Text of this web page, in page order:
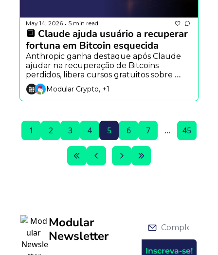
May 14, 2026 • 5 min read
🔲 Claude ajuda usuário a recuperar
fortuna em Bitcoin esquecida
Anthropic ganha destaque após Claude
ajudar na recuperação de Bitcoins
perdidos, libera cursos gratuitos sobre
agentes de IA e vê novo alerta surgir após
incidente envolvendo Grok.
Modular Crypto, +1
1 2 3 4 5 6 7 ... 45
Modular
Newsletter
Inscreva-se!